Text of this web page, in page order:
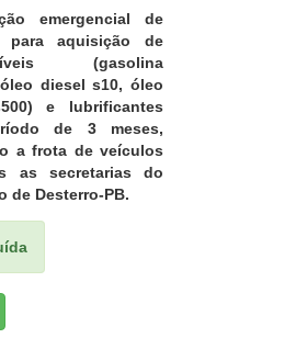
emergencial de
para aquisição de
(gasolina
diesel s10, óleo
e lubrificantes
de 3 meses,
a frota de veículos
as secretarias do
de Desterro-PB.